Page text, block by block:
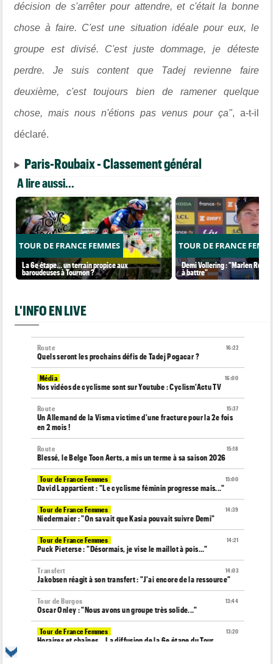
décision de s'arrêter pour attendre, et c'était la bonne
chose à faire. C'est une situation idéale pour eux, le
groupe est divisé. C'est juste dommage, je déteste
perdre. Je suis content que Tadej revienne faire
deuxième, c'est toujours bien de ramener quelque
chose, mais nous n'étions pas venus pour ça", a-t-il
déclaré.
Paris-Roubaix - Classement général
A lire aussi...
TOUR DE FRANCE FEMMES
La 6e étape… un terrain propice aux
baroudeuses à Tournon ?
TOUR DE FRANCE
Demi Vollering : "Marlen
à battre"
L'INFO EN LIVE
16:22
Route
Quels seront les prochains défis de Tadej Pogacar ?
16:00
Média
Nos vidéos de cyclisme sont sur Youtube : Cyclism'Actu TV
15:37
Route
Un Allemand de la Visma victime d'une fracture pour la 2e fois
en 2 mois !
15:18
Route
Blessé, le Belge Toon Aerts, a mis un terme à sa saison 2026
15:00
Tour de France Femmes
David Lappartient : "Le cyclisme féminin progresse mais..."
14:39
Tour de France Femmes
Niedermaier : "On savait que Kasia pouvait suivre Demi"
14:21
Tour de France Femmes
Puck Pieterse : "Désormais, je vise le maillot à pois..."
14:03
Transfert
Jakobsen réagit à son transfert : "J'ai encore de la ressource"
13:44
Tour de Burgos
Oscar Onley : "Nous avons un groupe très solide..."
13:20
Tour de France Femmes
Horaires et chaînes… La diffusion de la 6e étape du Tour